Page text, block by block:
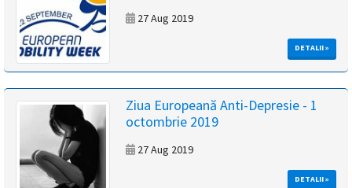
27 Aug 2019
DETALII »
Ziua Europeană Anti-Depresie - 1
octombrie 2019
27 Aug 2019
DETALII »